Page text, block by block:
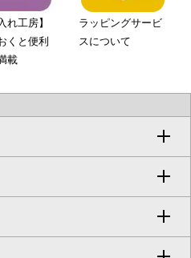
れ工房】
くと便利
載
ラッピングサービ
スについて